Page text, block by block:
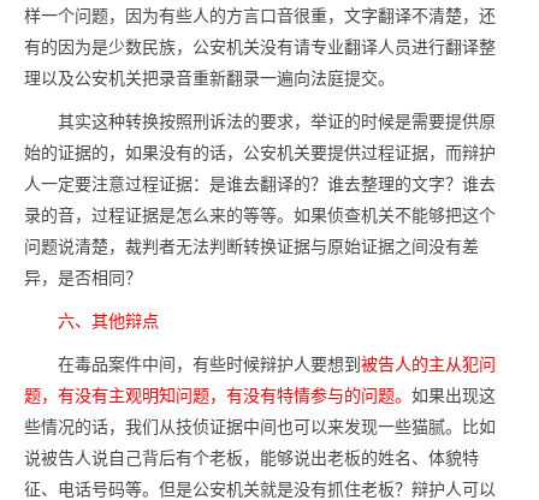
样一个问题，因为有些人的方言口音很重，文字翻译不清楚，还
有的因为是少数民族，公安机关没有请专业翻译人员进行翻译整
理以及公安机关把录音重新翻录一遍向法庭提交。
其实这种转换按照刑诉法的要求，举证的时候是需要提供原
始的证据的，如果没有的话，公安机关要提供过程证据，而辩护
人一定要注意过程证据：是谁去翻译的？谁去整理的文字？谁去
录的音，过程证据是怎么来的等等。如果侦查机关不能够把这个
问题说清楚，裁判者无法判断转换证据与原始证据之间没有差
异，是否相同？
六、其他辩点
在毒品案件中间，有些时候辩护人要想到 被告人的主从犯问
题，有没有主观明知问题，有没有特情参与的问题。 如果出现这
些情况的话，我们从技侦证据中间也可以来发现一些猫腻。比如
说被告人说自己背后有个老板，能够说出老板的姓名、体貌特
征、电话号码等。但是公安机关就是没有抓住老板？辩护人可以